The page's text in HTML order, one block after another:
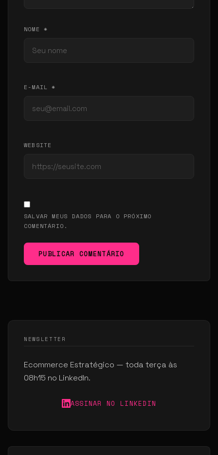
NOME *
E-MAIL *
WEBSITE
SALVAR MEUS DADOS PARA O PRÓXIMO
COMENTÁRIO.
PUBLICAR COMENTÁRIO
NEWSLETTER
Ecommerce Estratégico — toda terça às
08h15 no LinkedIn.
ASSINAR NO LINKEDIN